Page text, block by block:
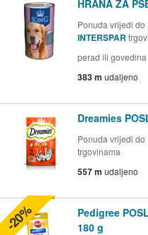
HRANA ZA
Ponuda vrijedi
INTERSPAR
perad ili govedina
383 m udaljeno
Dreamies
Ponuda vrijedi
trgovinama
557 m udaljeno
Pedigree
180 g
-20%